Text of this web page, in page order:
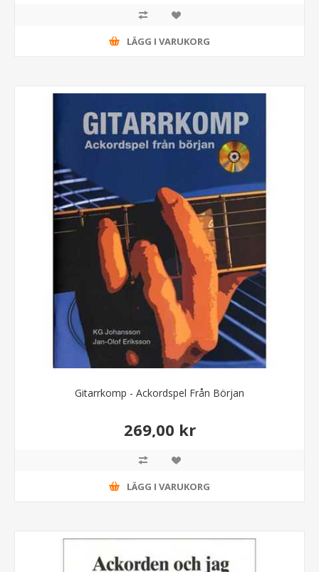
LÄGG I VARUKORG
Gitarrkomp - Ackordspel Från Början
269,00 kr
LÄGG I VARUKORG